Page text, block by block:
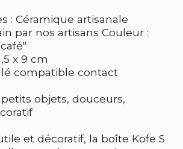
: Céramique artisanale
par nos artisans Couleur :
x 9 cm
compatible contact
petits objets, douceurs,
et décoratif, la boîte Kofe S